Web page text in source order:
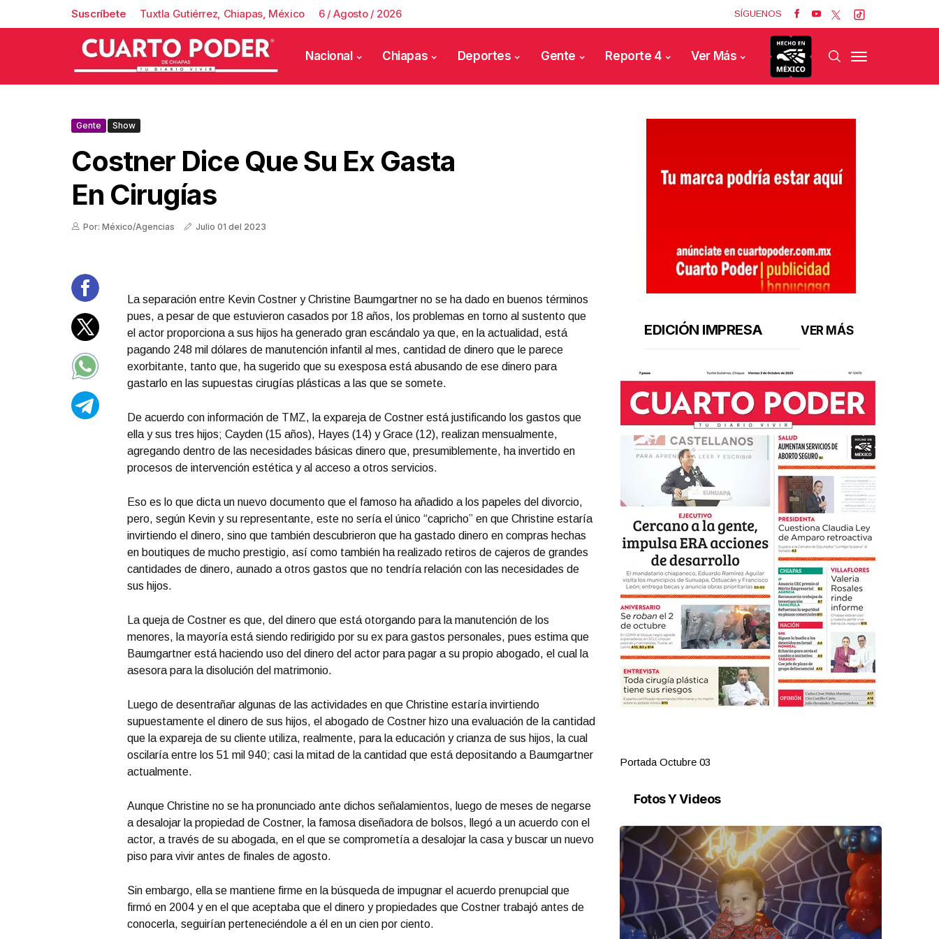
Suscríbete Tuxtla Gutiérrez, Chiapas, México 6 / Agosto / 2026 SÍGUENOS
Nacional Chiapas Deportes Gente Reporte 4 Ver Más
Gente Show
Costner Dice Que Su Ex Gasta
En Cirugías
Por: México/Agencias Julio 01 del 2023
La separación entre Kevin Costner y Christine Baumgartner no se ha dado en buenos términos
pues, a pesar de que estuvieron casados por 18 años, los problemas en torno al sustento que
el actor proporciona a sus hijos ha generado gran escándalo ya que, en la actualidad, está
pagando 248 mil dólares de manutención infantil al mes, cantidad de dinero que le parece
exorbitante, tanto que, ha sugerido que su exesposa está abusando de ese dinero para
gastarlo en las supuestas cirugías plásticas a las que se somete.
De acuerdo con información de TMZ, la expareja de Costner está justificando los gastos que
ella y sus tres hijos; Cayden (15 años), Hayes (14) y Grace (12), realizan mensualmente,
agregando dentro de las necesidades básicas dinero que, presumiblemente, ha invertido en
procesos de intervención estética y al acceso a otros servicios.
Eso es lo que dicta un nuevo documento que el famoso ha añadido a los papeles del divorcio,
pero, según Kevin y su representante, este no sería el único “capricho” en que Christine estaría
invirtiendo el dinero, sino que también descubrieron que ha gastado dinero en compras hechas
en boutiques de mucho prestigio, así como también ha realizado retiros de cajeros de grandes
cantidades de dinero, aunado a otros gastos que no tendría relación con las necesidades de
sus hijos.
La queja de Costner es que, del dinero que está otorgando para la manutención de los
menores, la mayoría está siendo redirigido por su ex para gastos personales, pues estima que
Baumgartner está haciendo uso del dinero del actor para pagar a su propio abogado, el cual la
asesora para la disolución del matrimonio.
Luego de desentrañar algunas de las actividades en que Christine estaría invirtiendo
supuestamente el dinero de sus hijos, el abogado de Costner hizo una evaluación de la cantidad
que la expareja de su cliente utiliza, realmente, para la educación y crianza de sus hijos, la cual
oscilaría entre los 51 mil 940; casi la mitad de la cantidad que está depositando a Baumgartner
actualmente.
Aunque Christine no se ha pronunciado ante dichos señalamientos, luego de meses de negarse
a desalojar la propiedad de Costner, la famosa diseñadora de bolsos, llegó a un acuerdo con el
actor, a través de su abogada, en el que se comprometía a desalojar la casa y buscar un nuevo
piso para vivir antes de finales de agosto.
Sin embargo, ella se mantiene firme en la búsqueda de impugnar el acuerdo prenupcial que
firmó en 2004 y en el que aceptaba que el dinero y propiedades que Costner trabajó antes de
conocerla, seguirían perteneciéndole a él en un cien por ciento.
EDICIÓN IMPRESA VER MÁS
Portada Septiembre 30 Portada Octubre 03
Fotos Y Videos